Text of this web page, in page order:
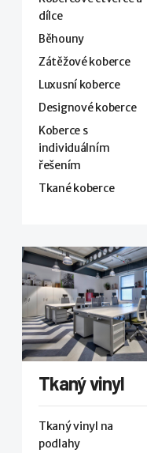
dílce
Běhouny
Zátěžové koberce
Luxusní koberce
Designové koberce
Koberce s
individuálním
řešením
Tkané koberce
Tkaný vinyl
Tkaný vinyl na
podlahy